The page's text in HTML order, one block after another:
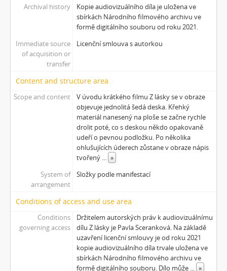
[Subseries] Tvář
[Subseries] Kontrasty života
[Subseries] Kosmické turbulence
[Subseries] Cosmos – Křižíkova fontána
Archival history
Kopie audiovizuálního díla je uložena ve
sbírkách Národního filmového archivu ve
formě digitálního souboru od roku 2021.
Immediate source
of acquisition or
transfer
Licenční smlouva s autorkou
Content and structure area
Scope and content
V úvodu krátkého filmu Z lásky se v obraze
objevuje jednolitá šedá deska. Křehký
materiál nanesený na ploše se začne rychle
drolit poté, co s deskou někdo opakovaně
udeří o pevnou podložku. Po několika
ohlušujících úderech zůstane v obraze nápis
tvořený ... »
System of
arrangement
Složky podle manifestací
Conditions of access and use area
Conditions
governing access
Držitelem autorských práv k audiovizuálnímu
dílu Z lásky je Pavla Sceranková. Na základě
uzavření licenční smlouvy je od roku 2021
kopie audiovizuálního díla trvale uložena ve
sbírkách Národního filmového archivu ve
formě digitálního souboru. Dílo může ... »